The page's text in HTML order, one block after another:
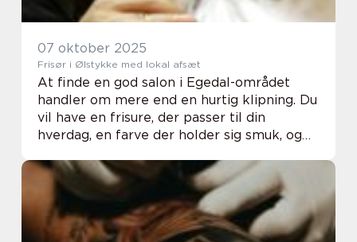
07 oktober 2025
Frisør i Ølstykke med lokal afsæt
At finde en god salon i Egedal-området
handler om mere end en hurtig klipning. Du
vil have en frisure, der passer til din
hverdag, en farve der holder sig smuk, og
hænder. Her guider vi dig t...